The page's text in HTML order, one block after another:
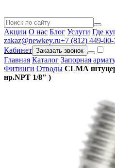
Акции О нас Блог Услуги Где
zakaz@newkey.ru+7 (812) 449-00-
Кабинет Заказать звонок
Главная Каталог Запорная
Фитинги Отводы CLMA
нр.NPT 1/8" )